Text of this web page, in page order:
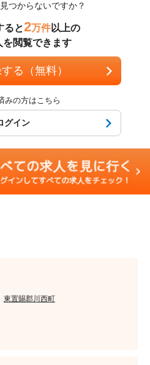
つからないですか？
ると2万件以上の
を閲覧できます
る（無料）
みの方はこちら
グイン
東置賜郡川西町